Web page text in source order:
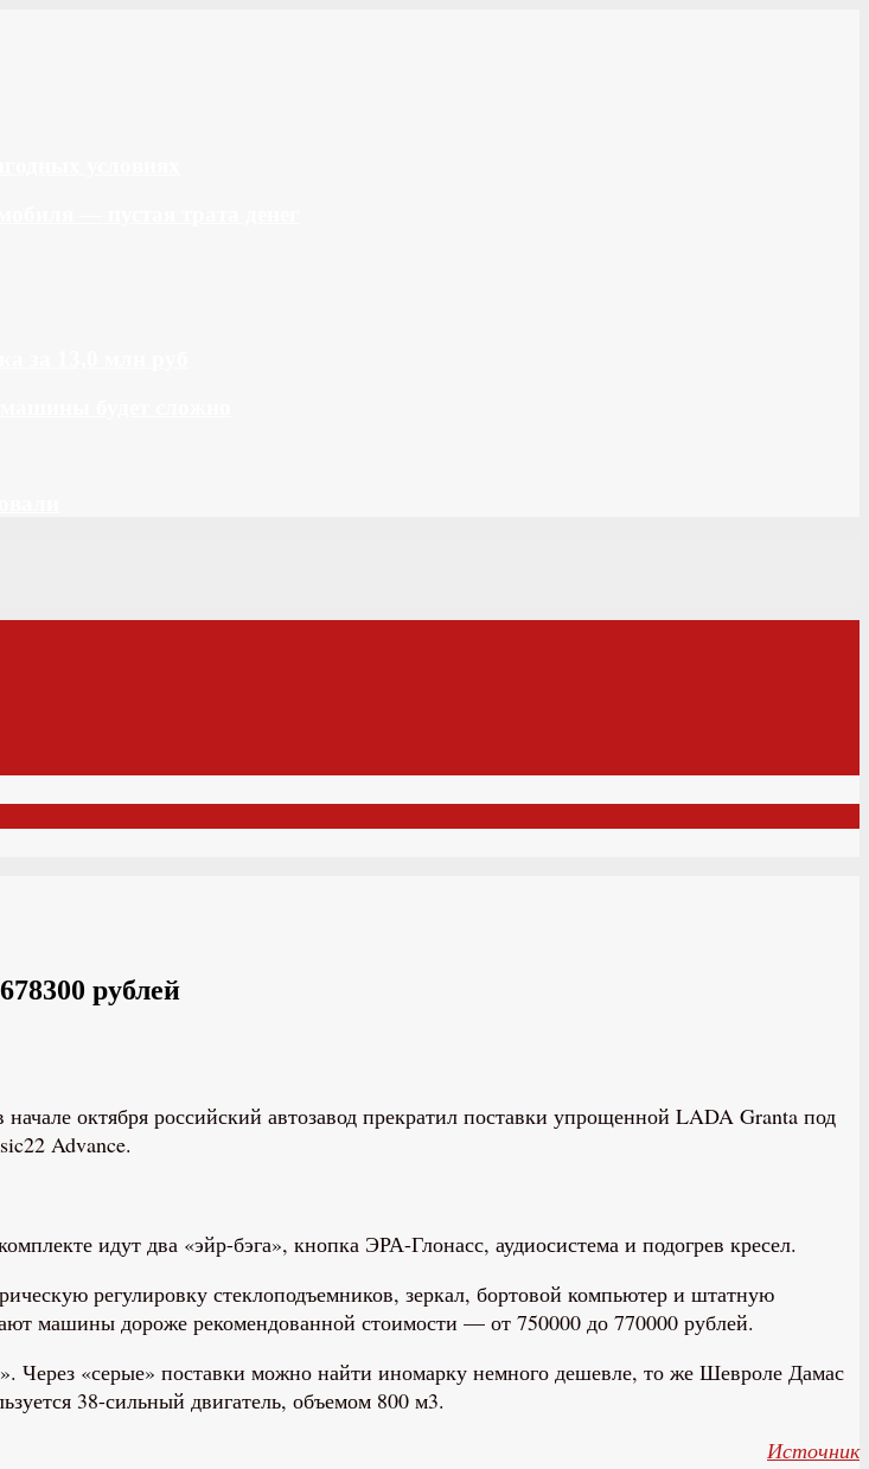
рублей
октября российский автозавод прекратил поставки упрощенной LADA Granta под
Advance.
идут два «эйр-бэга», кнопка ЭРА-Глонасс, аудиосистема и подогрев кресел.
регулировку стеклоподъемников, зеркал, бортовой компьютер и штатную
машины дороже рекомендованной стоимости — от 750000 до 770000 рублей.
«серые» поставки можно найти иномарку немного дешевле, то же Шевроле Дамас
38-сильный двигатель, объемом 800 м3.
Источник